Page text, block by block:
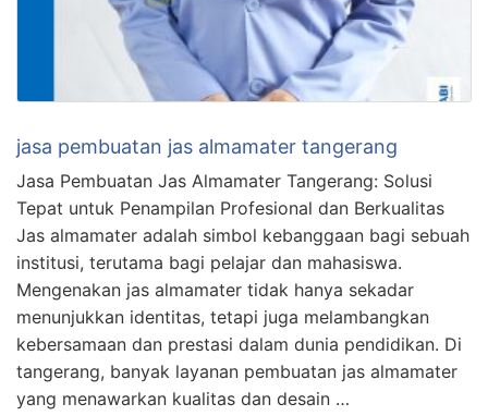
jasa pembuatan jas almamater tangerang
Jasa Pembuatan Jas Almamater Tangerang: Solusi
Tepat untuk Penampilan Profesional dan Berkualitas
Jas almamater adalah simbol kebanggaan bagi sebuah
institusi, terutama bagi pelajar dan mahasiswa.
Mengenakan jas almamater tidak hanya sekadar
menunjukkan identitas, tetapi juga melambangkan
kebersamaan dan prestasi dalam dunia pendidikan. Di
tangerang, banyak layanan pembuatan jas almamater
yang menawarkan kualitas dan desain …